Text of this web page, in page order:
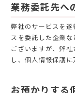
業務委託先へ
弊社のサービスを
スを委託した企業
ございますが、弊
し、個人情報保護に
お預かりする